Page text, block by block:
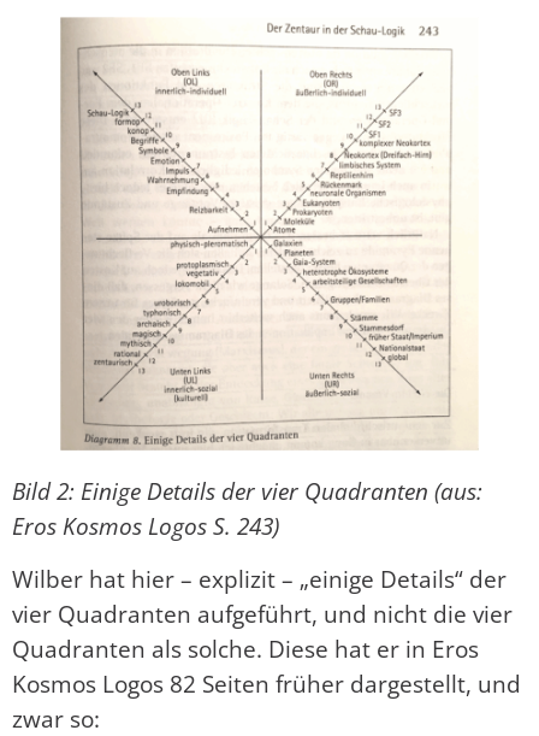
Bild 2: Einige Details der vier Quadranten (aus:
Eros Kosmos Logos S. 243)
Wilber hat hier – explizit – „einige Details“ der
vier Quadranten aufgeführt, und nicht die vier
Quadranten als solche. Diese hat er in Eros
Kosmos Logos 82 Seiten früher dargestellt, und
zwar so: